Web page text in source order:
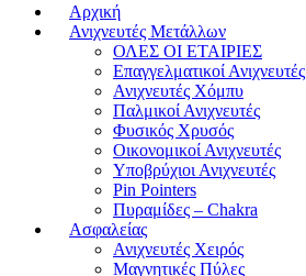
Αρχική
Ανιχνευτές Μετάλλων
ΟΛΕΣ ΟΙ ΕΤΑΙΡΙΕΣ
Επαγγελματικοί Ανιχνευτές
Ανιχνευτές Χόμπυ
Παλμικοί Ανιχνευτές
Φυσικός Χρυσός
Οικονομικοί Ανιχνευτές
Υποβρύχιοι Ανιχνευτές
Pin Pointers
Πυραμίδες – Chakra
Ασφαλείας
Ανιχνευτές Χειρός
Μαγνητικές Πύλες